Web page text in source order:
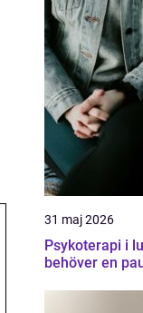
31 maj 2026
Psykoterapi i lund när
behöver en